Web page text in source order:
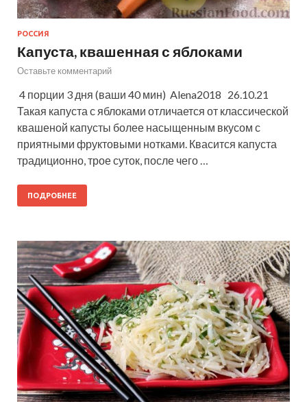
РОССИЯ
Капуста, квашенная с яблоками
Оставьте комментарий
4 порции 3 дня (ваши 40 мин) Alena2018 26.10.21
Такая капуста с яблоками отличается от классической
квашеной капусты более насыщенным вкусом с
приятными фруктовыми нотками. Квасится капуста
традиционно, трое суток, после чего …
ПОДРОБНЕЕ